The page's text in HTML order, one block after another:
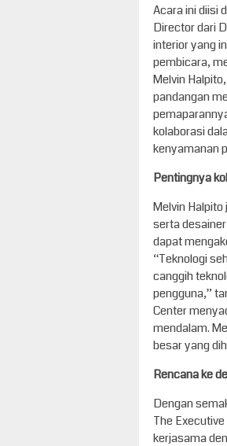
Acara ini diisi
Director dari
interior yang
pembicara,
Melvin
pandangan
kolaborasi
kenyamanan
Pentingnya
Melvin
serta
dapat
“Teknologi
canggih
pengguna,”
Center
mendalam.
besar yang
Rencana ke
Dengan
The
kerjasama